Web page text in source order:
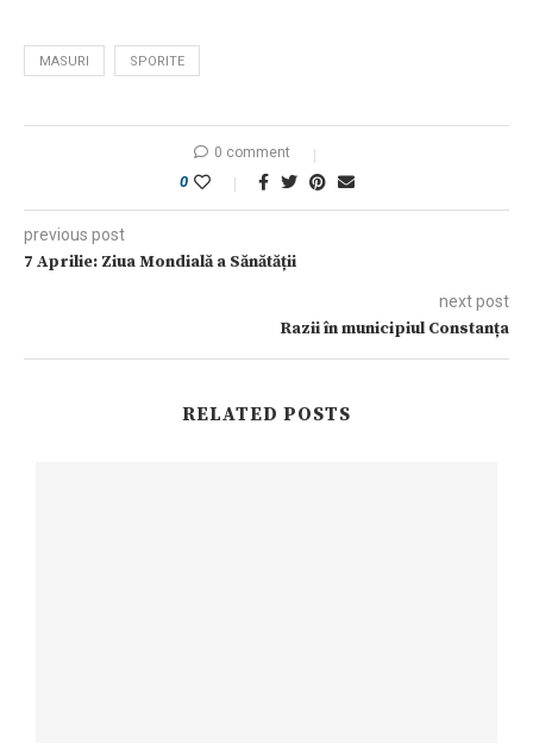
MASURI SPORITE
0 comment
0
previous post
7 Aprilie: Ziua Mondială a Sănătății
next post
Razii în municipiul Constanța
RELATED POSTS